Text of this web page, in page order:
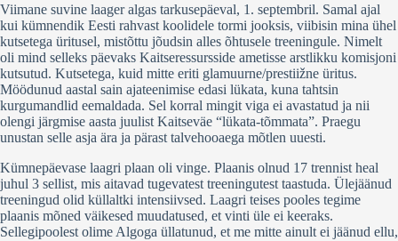
Viimane suvine laager algas tarkusepäeval, 1. septembril. Samal ajal
kui kümnendik Eesti rahvast koolidele tormi jooksis, viibisin mina ühel
kutsetega üritusel, mistõttu jõudsin alles õhtusele treeningule. Nimelt
oli mind selleks päevaks Kaitseressursside ametisse arstlikku komisjoni
kutsutud. Kutsetega, kuid mitte eriti glamuurne/prestiižne üritus.
Möödunud aastal sain ajateenimise edasi lükata, kuna tahtsin
kurgumandlid eemaldada. Sel korral mingit viga ei avastatud ja nii
olengi järgmise aasta juulist Kaitseväe “lükata-tõmmata”. Praegu
unustan selle asja ära ja pärast talvehooaega mõtlen uuesti.
Kümnepäevase laagri plaan oli vinge. Plaanis olnud 17 trennist heal
juhul 3 sellist, mis aitavad tugevatest treeningutest taastuda. Ülejäänud
treeningud olid küllaltki intensiivsed. Laagri teises pooles tegime
plaanis mõned väikesed muudatused, et vinti üle ei keeraks.
Sellegipoolest olime Algoga üllatunud, et me mitte ainult ei jäänud ellu,